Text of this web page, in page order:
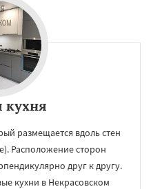
кухня
размещается вдоль стен
Расположение сторон
друг к другу.
кухни в Некрасовском